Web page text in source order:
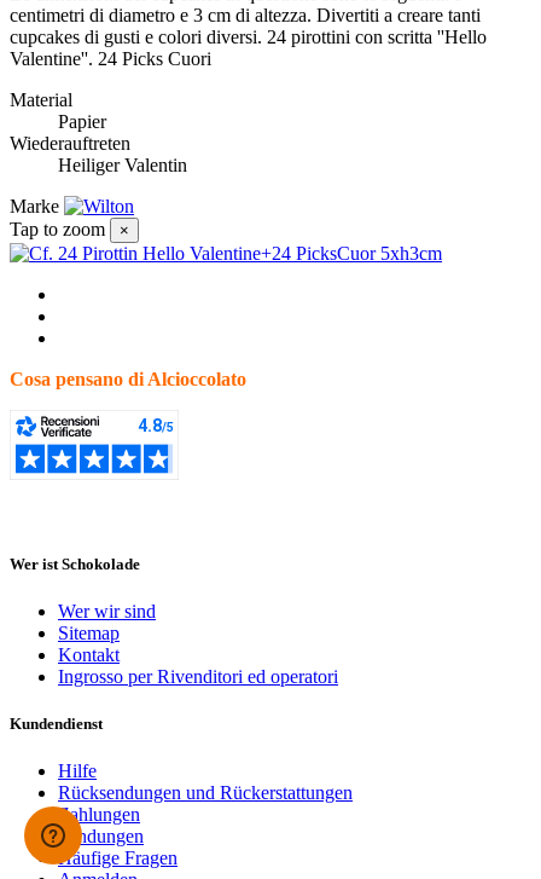
centimetri di diametro e 3 cm di altezza. Divertiti a creare tanti
cupcakes di gusti e colori diversi. 24 pirottini con scritta ''Hello
Valentine''. 24 Picks Cuori
Material
Papier
Wiederauftreten
Heiliger Valentin
Marke
Tap to zoom
×
Cosa pensano di Alcioccolato
Wer ist Schokolade
Wer wir sind
Sitemap
Kontakt
Ingrosso per Rivenditori ed operatori
Kundendienst
Hilfe
Rücksendungen und Rückerstattungen
Zahlungen
Sendungen
Häufige Fragen